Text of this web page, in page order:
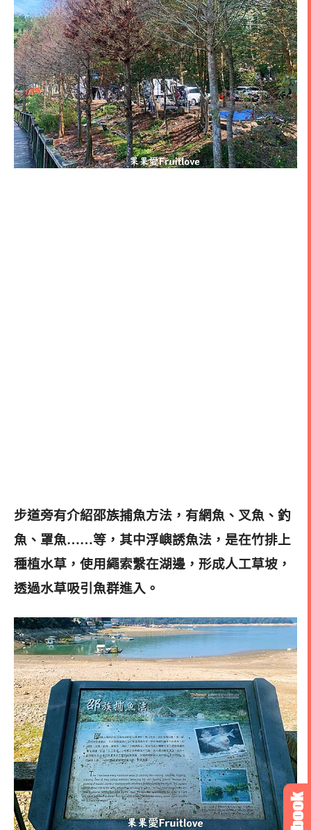
步道旁有介紹邵族捕魚方法， 有網魚、叉魚、釣
魚、罩魚……等，其中浮嶼誘魚法，是在竹排上
種植水草，使用繩索繫在湖邊，形成人工草坡，
透過水草吸引魚群進入。